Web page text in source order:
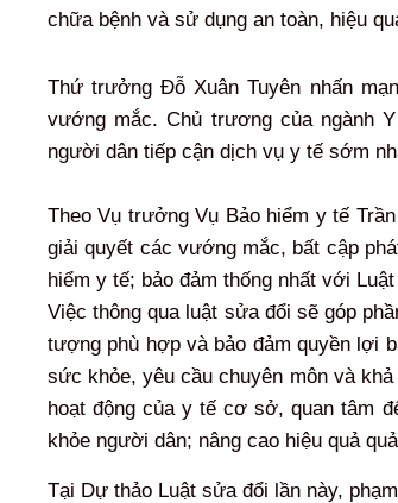
chữa bệnh và sử dụng an toàn, hiệu
Thứ trưởng Đỗ Xuân Tuyên nhấn
vướng mắc. Chủ trương của ngành
người dân tiếp cận dịch vụ y tế sớm
Theo Vụ trưởng Vụ Bảo hiểm y tế
giải quyết các vướng mắc, bất cập
hiểm y tế; bảo đảm thống nhất với
Việc thông qua luật sửa đổi sẽ góp
tượng phù hợp và bảo đảm quyền lợi
sức khỏe, yêu cầu chuyên môn và
hoạt động của y tế cơ sở, quan tâm
khỏe người dân; nâng cao hiệu quả
Tại Dự thảo Luật sửa đổi lần này,